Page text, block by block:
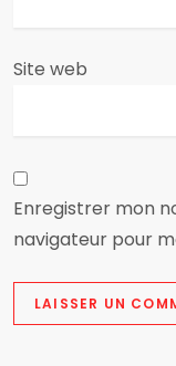
Site web
Enregistrer mon
navigateur pour